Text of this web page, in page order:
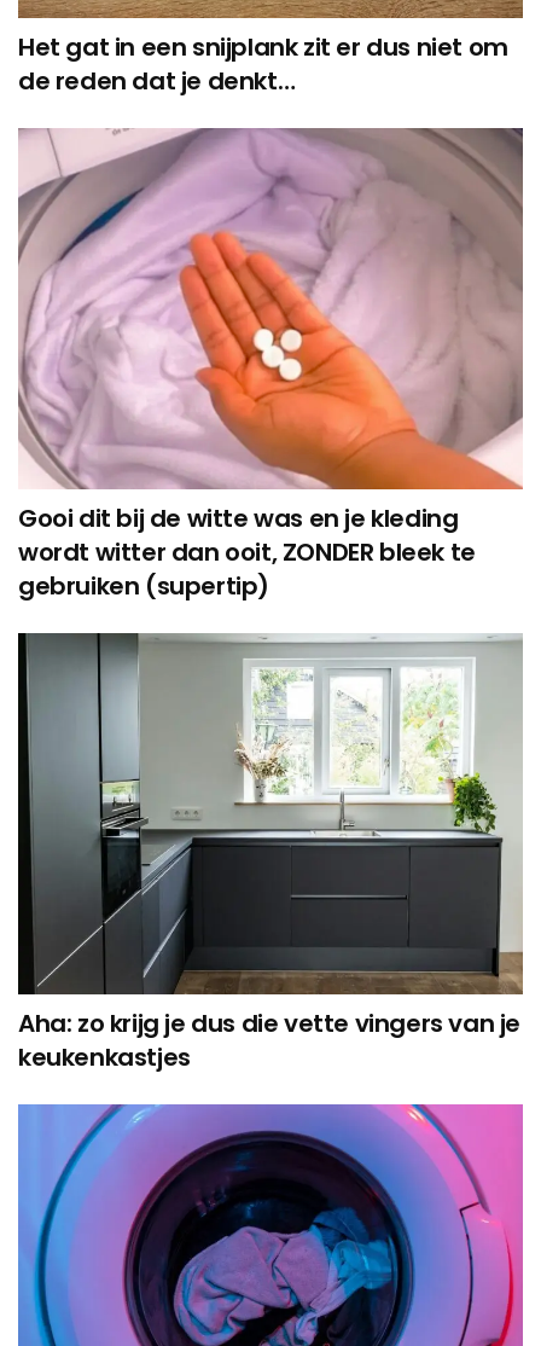
Het gat in een snijplank zit er dus niet om
de reden dat je denkt…
Gooi dit bij de witte was en je kleding
wordt witter dan ooit, ZONDER bleek te
gebruiken (supertip)
Aha: zo krijg je dus die vette vingers van je
keukenkastjes